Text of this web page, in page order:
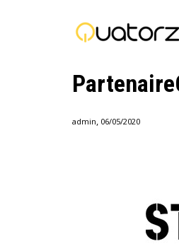
admin, 06/05/2020